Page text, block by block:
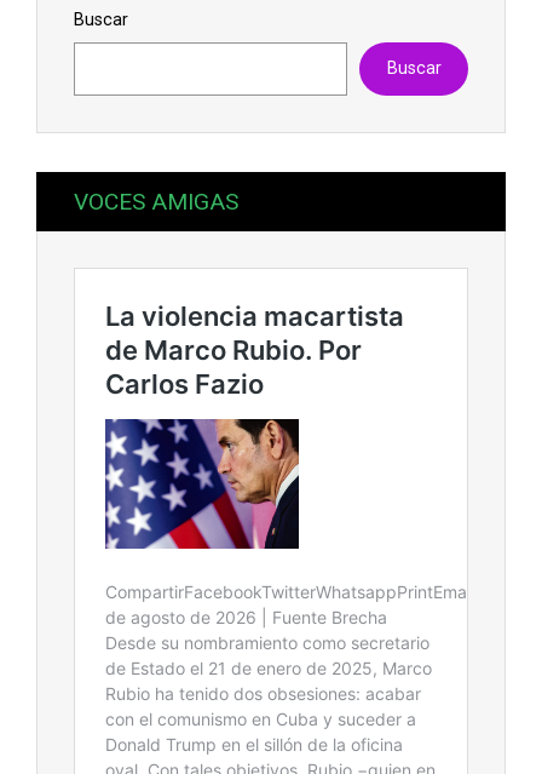
Buscar
Buscar
VOCES AMIGAS